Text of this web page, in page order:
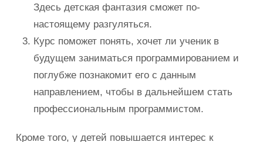
Здесь детская фантазия сможет по-
настоящему разгуляться.
Курс поможет понять, хочет ли ученик в
будущем заниматься программированием и
поглубже познакомит его с данным
направлением, чтобы в дальнейшем стать
профессиональным программистом.
Кроме того, у детей повышается интерес к